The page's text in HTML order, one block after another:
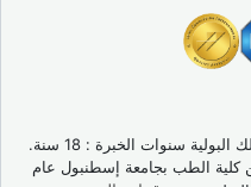
التخصص الرئيسي : المسالك البولية سنوات الخبرة : 18 سنة.
كلية الطب بجامعة إسطنبول عام